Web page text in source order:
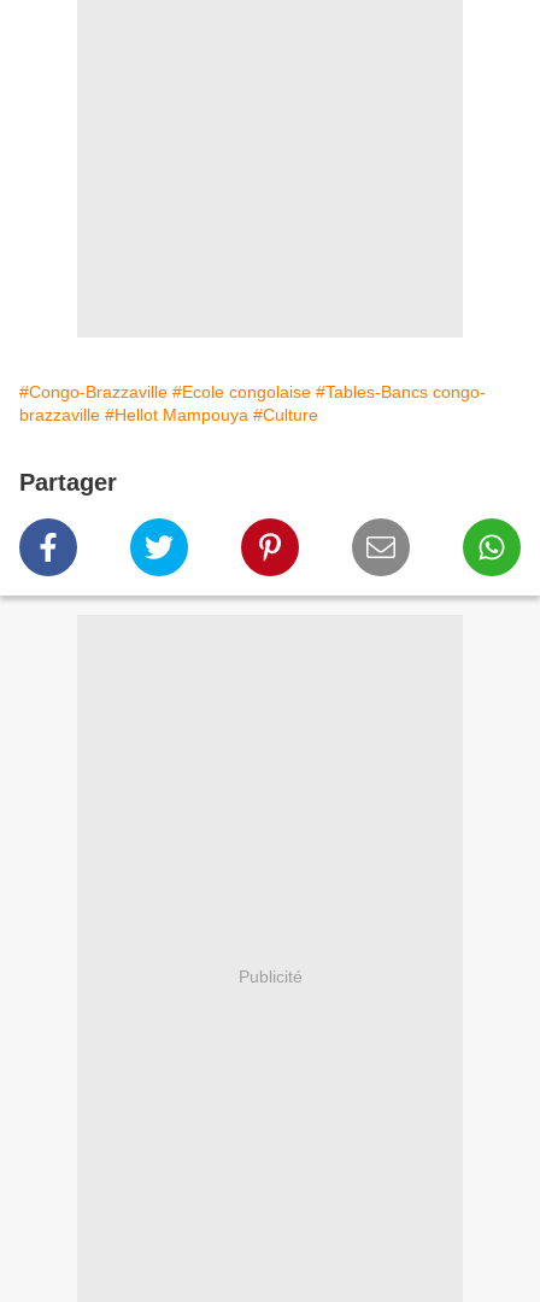
#Congo-Brazzaville #Ecole congolaise #Tables-Bancs congo-
brazzaville #Hellot Mampouya #Culture
Partager
Publicité